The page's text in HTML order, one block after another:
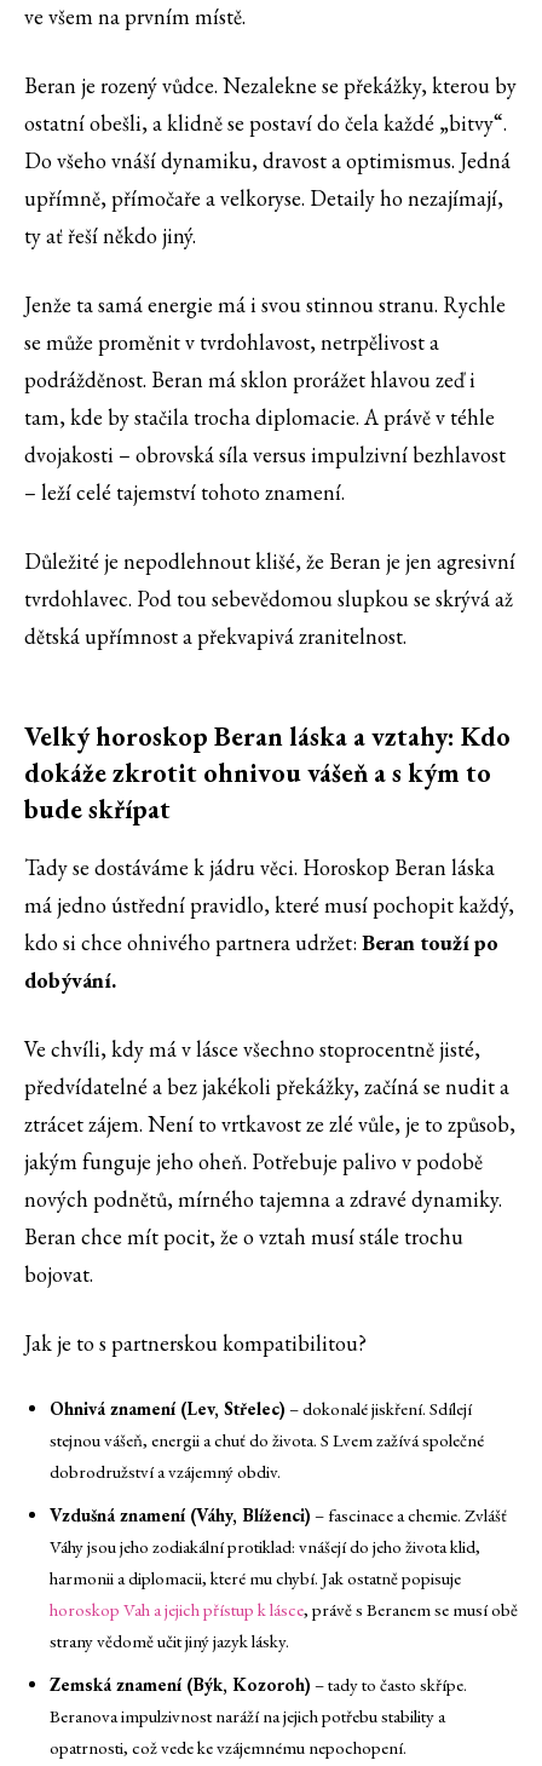
ve všem na prvním místě.
Beran je rozený vůdce. Nezalekne se překážky, kterou by
ostatní obešli, a klidně se postaví do čela každé „bitvy“.
Do všeho vnáší dynamiku, dravost a optimismus. Jedná
upřímně, přímočaře a velkoryse. Detaily ho nezajímají,
ty ať řeší někdo jiný.
Jenže ta samá energie má i svou stinnou stranu. Rychle
se může proměnit v tvrdohlavost, netrpělivost a
podrážděnost. Beran má sklon prorážet hlavou zeď i
tam, kde by stačila trocha diplomacie. A právě v téhle
dvojakosti – obrovská síla versus impulzivní bezhlavost
– leží celé tajemství tohoto znamení.
Důležité je nepodlehnout klišé, že Beran je jen agresivní
tvrdohlavec. Pod tou sebevědomou slupkou se skrývá až
dětská upřímnost a překvapivá zranitelnost.
Velký horoskop Beran láska a vztahy: Kdo
dokáže zkrotit ohnivou vášeň a s kým to
bude skřípat
Tady se dostáváme k jádru věci. Horoskop Beran láska
má jedno ústřední pravidlo, které musí pochopit každý,
kdo si chce ohnivého partnera udržet: Beran touží po
dobývání.
Ve chvíli, kdy má v lásce všechno stoprocentně jisté,
předvídatelné a bez jakékoli překážky, začíná se nudit a
ztrácet zájem. Není to vrtkavost ze zlé vůle, je to způsob,
jakým funguje jeho oheň. Potřebuje palivo v podobě
nových podnětů, mírného tajemna a zdravé dynamiky.
Beran chce mít pocit, že o vztah musí stále trochu
bojovat.
Jak je to s partnerskou kompatibilitou?
Ohnivá znamení (Lev, Střelec) – dokonalé jiskření. Sdílejí
stejnou vášeň, energii a chuť do života. S Lvem zažívá společné
dobrodružství a vzájemný obdiv.
Vzdušná znamení (Váhy, Blíženci) – fascinace a chemie. Zvlášť
Váhy jsou jeho zodiakální protiklad: vnášejí do jeho života klid,
harmonii a diplomacii, které mu chybí. Jak ostatně popisuje
horoskop Vah a jejich přístup k lásce, právě s Beranem se musí obě
strany vědomě učit jiný jazyk lásky.
Zemská znamení (Býk, Kozoroh) – tady to často skřípe.
Beranova impulzivnost naráží na jejich potřebu stability a
opatrnosti, což vede ke vzájemnému nepochopení.